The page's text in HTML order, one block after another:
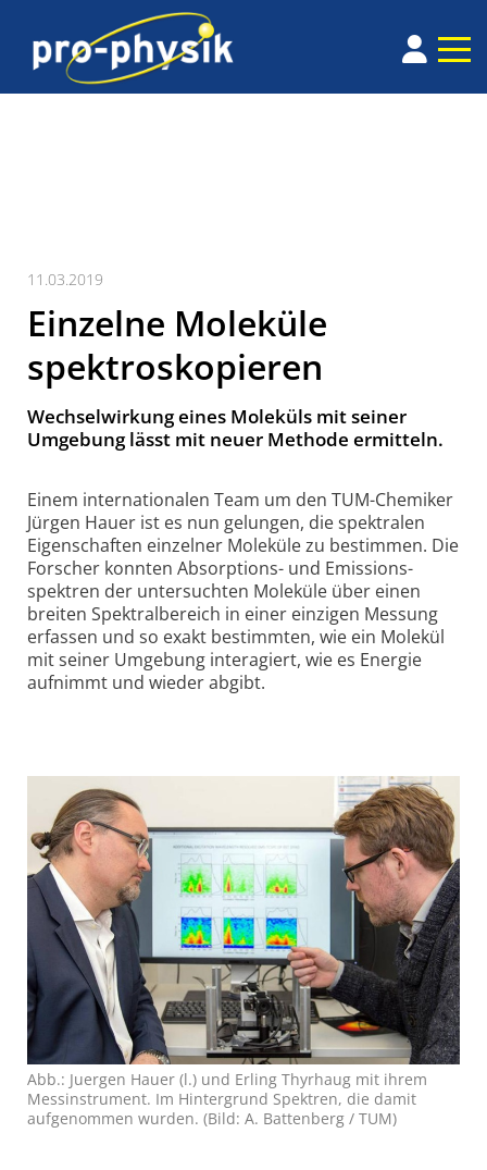
11.03.2019
Einzelne Moleküle
spektroskopieren
Wechselwirkung eines Moleküls mit seiner
Umgebung lässt mit neuer Methode ermitteln.
Einem internationalen Team um den TUM-Chemiker
Jürgen Hauer ist es nun gelungen, die spektralen
Eigenschaften einzelner Moleküle zu bestimmen. Die
Forscher konnten Absorptions- und Emissions­
spektren der untersuchten Moleküle über einen
breiten Spektral­bereich in einer einzigen Messung
erfassen und so exakt bestimmten, wie ein Molekül
mit seiner Umgebung interagiert, wie es Energie
aufnimmt und wieder abgibt.
Abb.: Juergen Hauer (l.) und Erling Thyrhaug mit ihrem
Messinstrument. Im Hintergrund Spektren, die damit
aufgenommen wurden. (Bild: A. Battenberg / TUM)